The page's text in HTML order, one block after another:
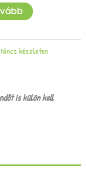
Nincs készleten
is külön kell